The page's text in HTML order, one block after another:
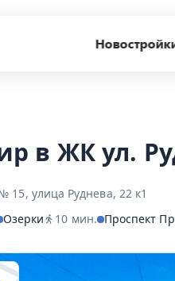
в ЖК ул.
15, улица Руднева, 22 к1
Озерки 10 мин. Проспект